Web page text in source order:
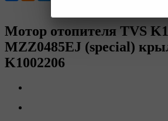
Мотор отопителя TVS
MZZ0485EJ (special)
K1002206